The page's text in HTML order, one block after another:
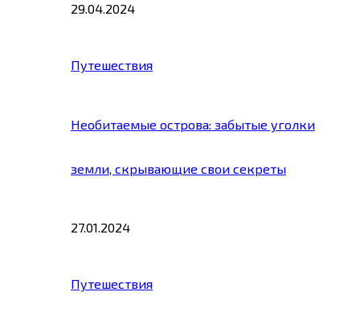
29.04.2024
Путешествия
Необитаемые острова: забытые уголки
земли, скрывающие свои секреты
27.01.2024
Путешествия